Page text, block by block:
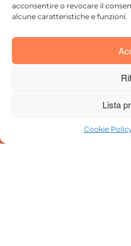
acconsentire o revocare il
alcune caratteristiche e funzioni.
Lista
Cookie
Donne